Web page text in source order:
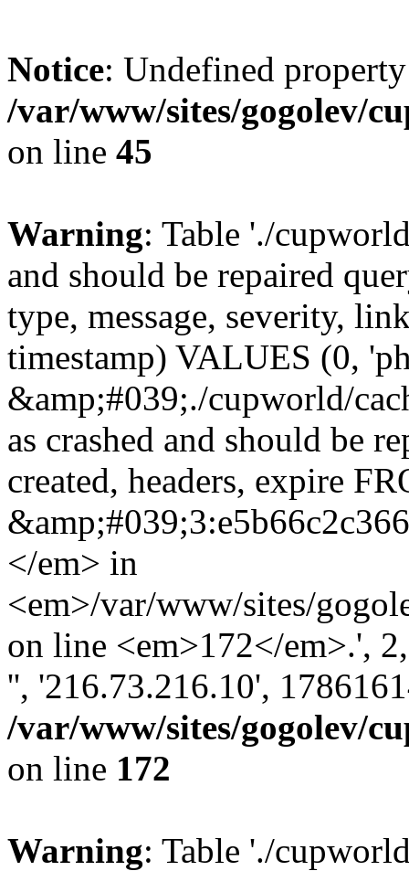
Notice: Undefined
/var/www/sites/gogolev/
on line 45
Warning: Table './
and should be repaired
type, message, severity,
timestamp) VALUES (0,
&amp;#039;./cupworld/
as crashed and should be
created, headers, expire
</em> in
<em>/var/www/sites/
on line <em>172</em>.',
'', '216.73.216.10',
/var/www/sites/gogolev/
on line 172
Warning: Table './